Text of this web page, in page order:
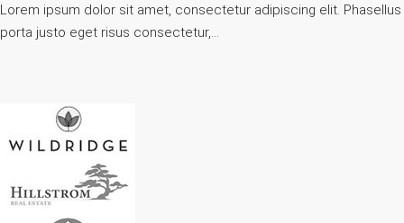
Lorem ipsum dolor sit amet, consectetur adipiscing elit. Phasellus
porta justo eget risus consectetur,…